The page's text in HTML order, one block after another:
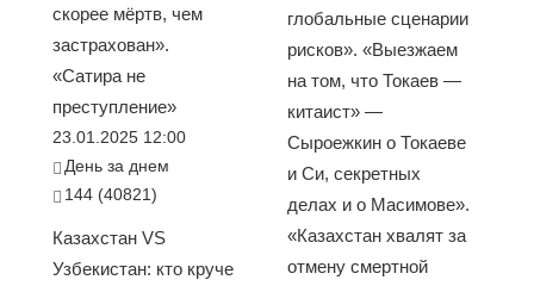
скорее мёртв, чем
застрахован».
«Сатира не
преступление»
23.01.2025 12:00
День за днем
144 (40821)
Казахстан VS
Узбекистан: кто круче
глобальные сценарии
рисков». «Выезжаем
на том, что Токаев —
китаист» —
Сыроежкин о Токаеве
и Си, секретных
делах и о Масимове».
«Казахстан хвалят за
отмену смертной